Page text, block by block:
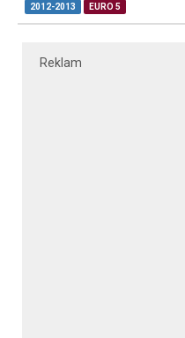
2012-2013 EURO 5
Reklam